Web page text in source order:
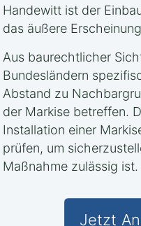
Handewitt ist der
das äußere
Aus baurechtlicher
Bundesländern
Abstand zu
der Markise betreffen.
Installation einer
prüfen, um
Maßnahme zulässig ist.
Jetzt